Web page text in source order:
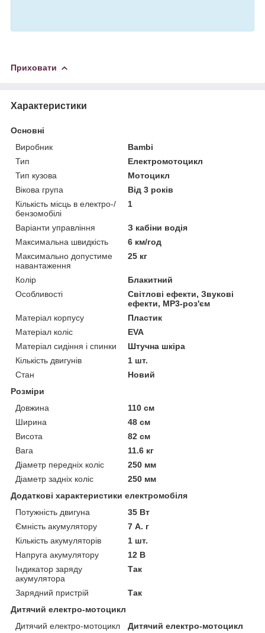
Приховати
Характеристики
Основні
Виробник
Bambi
Тип
Електромотоцикл
Тип кузова
Мотоцикл
Вікова група
Від 3 років
Кількість місць в електро-/
бензомобілі
1
Варіанти управління
З кабіни водія
Максимальна швидкість
6 км/год
Максимально допустиме
навантаження
25 кг
Колір
Блакитний
Особливості
Світлові ефекти, Звукові
ефекти, MP3-роз'єм
Матеріал корпусу
Пластик
Матеріал коліс
EVA
Матеріал сидіння і спинки
Штучна шкіра
Кількість двигунів
1 шт.
Стан
Новий
Розміри
Довжина
110 см
Ширина
48 см
Висота
82 см
Вага
11.6 кг
Діаметр передніх коліс
250 мм
Діаметр задніх коліс
250 мм
Додаткові характеристики електромобіля
Потужність двигуна
35 Вт
Ємність акумулятору
7 А. г
Кількість акумуляторів
1 шт.
Напруга акумулятору
12 В
Індикатор заряду
акумулятора
Так
Зарядний пристрій
Так
Дитячий електро-мотоцикл
Дитячий електро-мотоцикл
Дитячий електро-мотоцикл